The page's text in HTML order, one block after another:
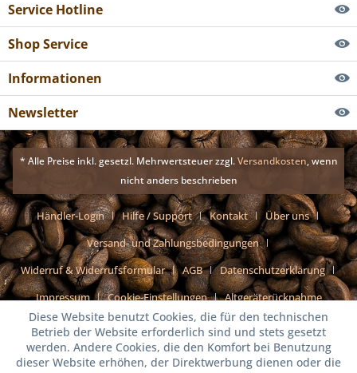
Service Hotline
Shop Service
Informationen
Newsletter
* Alle Preise inkl. gesetzl. Mehrwertsteuer zzgl.Versandkosten, wenn
nicht anders beschrieben
Händler-Login Hilfe / Support Kontakt
Über uns
Versand- und Zahlungsbedingungen
Widerruf & Widerrufsformular
AGB
Datenschutzerklärung
Impressum
Cookie-Einstellungen Altgeräterücknahme
Diese Website benutzt Cookies, die für den technischen
Betrieb der Website erforderlich sind und stets gesetzt
werden. Andere Cookies, die den Komfort bei Benutzung
dieser Website erhöhen, der Direktwerbung dienen oder die